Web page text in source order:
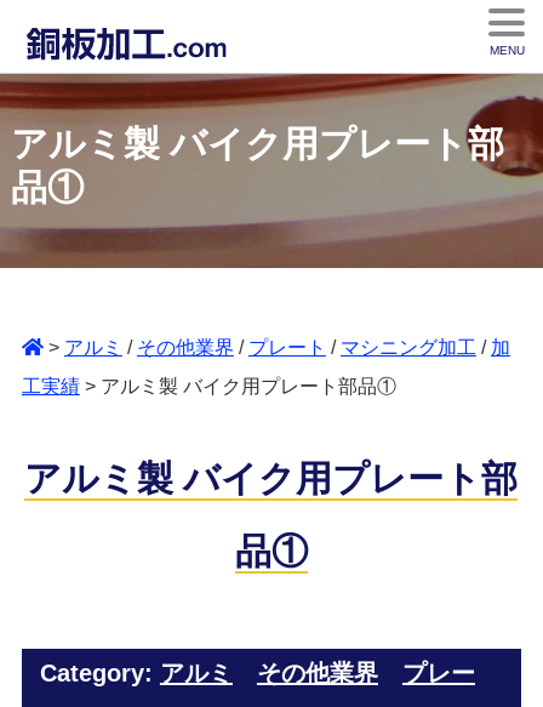
MENU
アルミ製 バイク用プレート部
品①
> アルミ / その他業界 / プレート / マシニング加工 / 加
工実績> アルミ製 バイク用プレート部品①
アルミ製 バイク用プレート部
品①
Category: アルミ その他業界
プレー